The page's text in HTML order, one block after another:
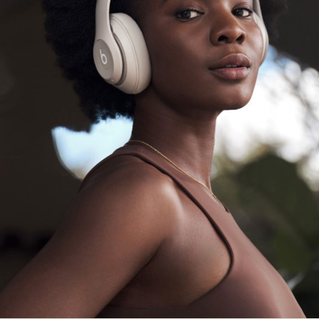
Passform für ganztägige Benutzung
Länge: 17,8 cm / 7,0 Zoll
Breite: 7,8 cm / 3,1 Zoll
Höhe: 18,1 cm / 7,125 Zoll
Gewicht: 260 g / 9,17 oz
Branchenführendes Wireless Bluetooth
Klasse 1 mit vergrößerter Reichweite und
3,5-mm-Analogeingang für kabelgebundene
Audioquellen und Unterhaltung im Flugzeug
Hohe Anrufqualität durch verbesserte auf die
Stimme ausgerichtete Mikrofone
USB-C für hochqualitatives verlustfreies Audio